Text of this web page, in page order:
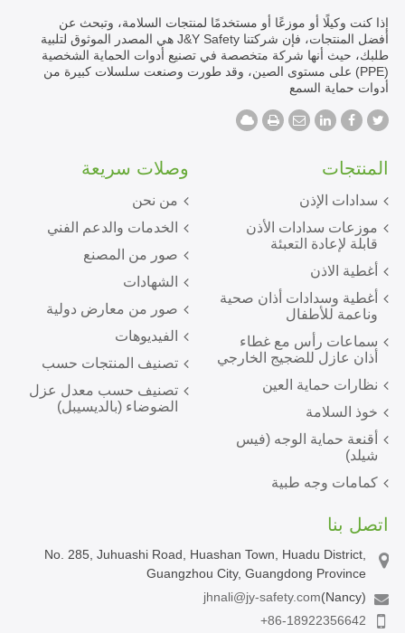
إذا كنت وكيلًا أو موزعًا أو مستخدمًا لمنتجات السلامة، وتبحث عن
أفضل المنتجات، فإن شركتنا J&Y Safety هي المصدر الموثوق لتلبية
طلبك، حيث أنها شركة متخصصة في تصنيع أدوات الحماية الشخصية
(PPE) على مستوى الصين، وقد طورت وصنعت سلسلات كبيرة من
أدوات حماية السمع
وصلات سريعة
من نحن
الخدمات والدعم الفني
صور من المصنع
الشهادات
صور من معارض دولية
الفيديوهات
تصنيف المنتجات حسب
تصنيف حسب معدل عزل
الضوضاء (بالديسيبل)
المنتجات
سدادات الإذن
موزعات سدادات الأذن
قابلة لإعادة التعبئة
أغطية الاذن
أغطية وسدادات أذان صحية
وناعمة للأطفال
سماعات رأس مع غطاء
أذان عازل للضجيج الخارجي
نظارات حماية العين
خوذ السلامة
أقنعة حماية الوجه (فيس
شيلد)
كمامات وجه طبية
اتصل بنا
No. 285, Juhuashi Road, Huashan Town, Huadu District,
Guangzhou City, Guangdong Province
jhnali@jy-safety.com(Nancy)
+86-18922356642